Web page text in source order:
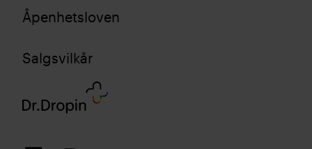
Åpenhetsloven
Salgsvilkår